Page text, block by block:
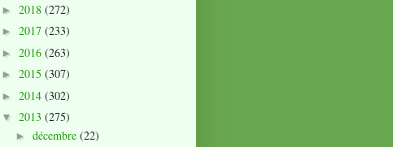
► 2018 (272)
► 2017 (233)
► 2016 (263)
► 2015 (307)
► 2014 (302)
▼ 2013 (275)
► décembre (22)